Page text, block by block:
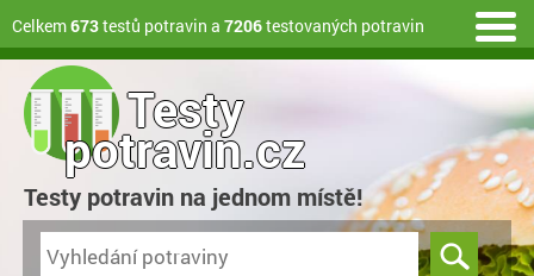
Celkem673testů potravin a 7206testovaných potravin
Testy
potravin.cz
Testy potravin na jednom místě!